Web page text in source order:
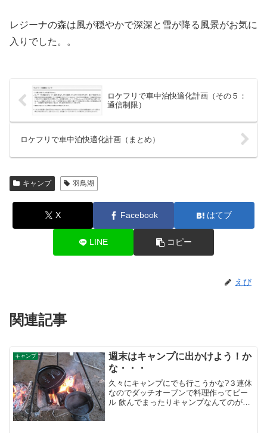
レジーナの森は風が穏やかで深深と雪が降る風景がお気に
入りでした。。
ロケフリで車中泊快適化計画（その５：
通信制限）
ロケフリで車中泊快適化計画（まとめ）
キャンプ 羽鳥湖
X Facebook はてブ
LINE コピー
えび
関連記事
キャンプ
週末はキャンプに出かけよう！か
な・・・
久々にキャンプにでも行こうかな?３連休
なのでダッチオーブンで料理作ってビー
ル 飲んでまったりキャンプなんてのがい